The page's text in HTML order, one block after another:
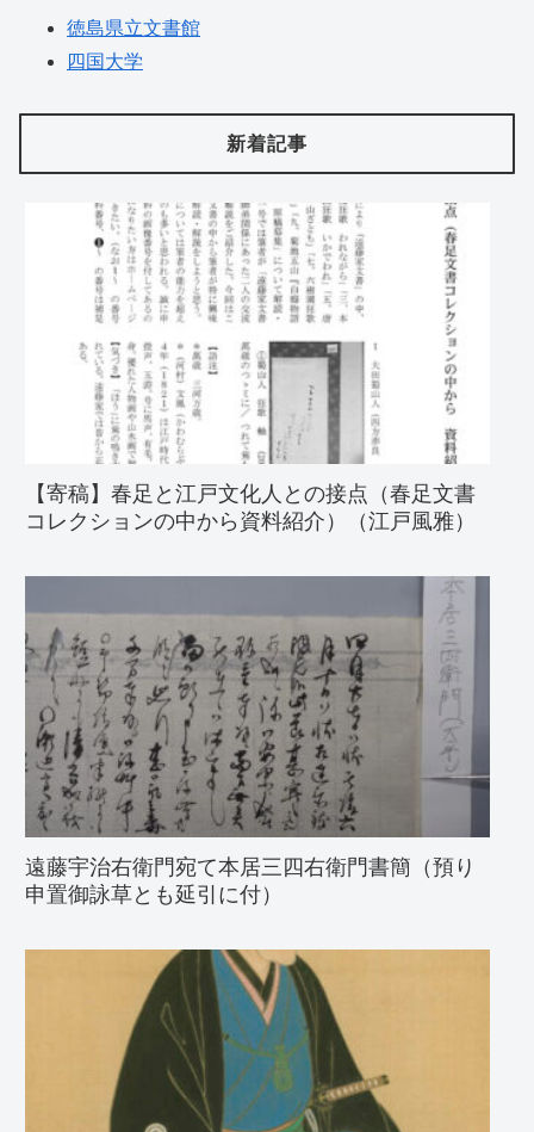
徳島県立文書館
四国大学
新着記事
【寄稿】春足と江戸文化人との接点（春足文書
コレクションの中から資料紹介）（江戸風雅）
遠藤宇治右衛門宛て本居三四右衛門書簡（預り
申置御詠草とも延引に付）